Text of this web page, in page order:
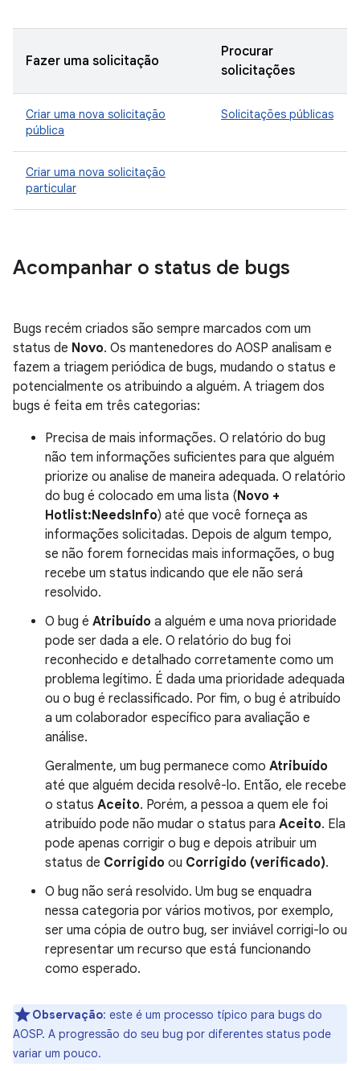
Fazer uma solicitação
Procurar
solicitações
Criar uma nova solicitação
pública
Solicitações públicas
Criar uma nova solicitação
particular
Acompanhar o status de bugs
Bugs recém criados são sempre marcados com um
status de Novo. Os mantenedores do AOSP analisam e
fazem a triagem periódica de bugs, mudando o status e
potencialmente os atribuindo a alguém. A triagem dos
bugs é feita em três categorias:
Precisa de mais informações. O relatório do bug
não tem informações suficientes para que alguém
priorize ou analise de maneira adequada. O relatório
do bug é colocado em uma lista (Novo +
Hotlist:NeedsInfo) até que você forneça as
informações solicitadas. Depois de algum tempo,
se não forem fornecidas mais informações, o bug
recebe um status indicando que ele não será
resolvido.
O bug é Atribuído a alguém e uma nova prioridade
pode ser dada a ele. O relatório do bug foi
reconhecido e detalhado corretamente como um
problema legítimo. É dada uma prioridade adequada
ou o bug é reclassificado. Por fim, o bug é atribuído
a um colaborador específico para avaliação e
análise.
Geralmente, um bug permanece como Atribuído
até que alguém decida resolvê-lo. Então, ele recebe
o status Aceito. Porém, a pessoa a quem ele foi
atribuído pode não mudar o status para Aceito. Ela
pode apenas corrigir o bug e depois atribuir um
status de Corrigido ou Corrigido (verificado).
O bug não será resolvido. Um bug se enquadra
nessa categoria por vários motivos, por exemplo,
ser uma cópia de outro bug, ser inviável corrigi-lo ou
representar um recurso que está funcionando
como esperado.
Observação: este é um processo típico para bugs do
AOSP. A progressão do seu bug por diferentes status pode
variar um pouco.